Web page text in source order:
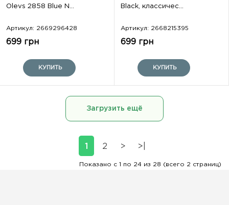
Olevs 2858 Blue N...
Артикул: 2669296428
699 грн
КУПИТЬ
Black, классичес...
Артикул: 2668215395
699 грн
КУПИТЬ
Загрузить ещё
1 2 > >|
Показано с 1 по 24 из 28 (всего 2 страниц)